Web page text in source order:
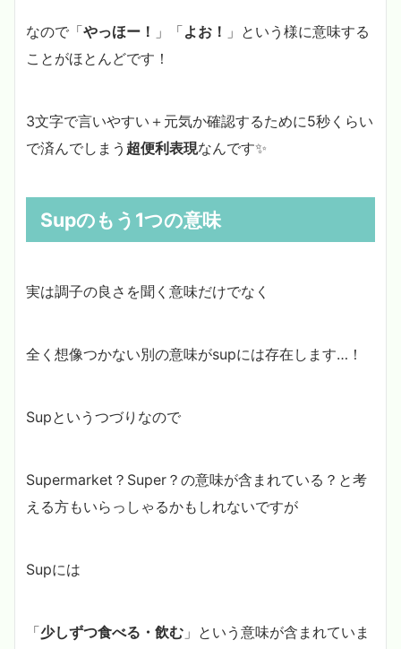
なので「やっほー！ 」「よお！ 」という様に意味する
ことがほとんどです！
3文字で言いやすい＋元気か確認するために5秒くらい
で済んでしまう 超便利表現なんです✨
Supのもう1つの意味
実は調子の良さを聞く意味だけでなく
全く想像つかない別の意味がsupには存在します…！
Supというつづりなので
Supermarket？Super？の意味が含まれている？と考
える方もいらっしゃるかもしれないですが
Supには
「少しずつ食べる・飲む 」という意味が含まれていま